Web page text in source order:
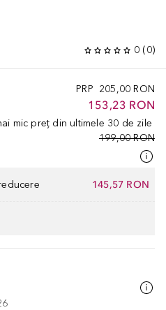
0 (0)
PRP 205,00 RON
153,23 RON
mic preț din ultimele 30 de zile
199,00 RON
145,57 RON